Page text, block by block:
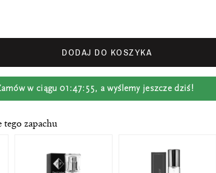
DODAJ DO KOSZYKA
w ciągu 01:47:54, a wyślemy jeszcze dziś!
zapachu